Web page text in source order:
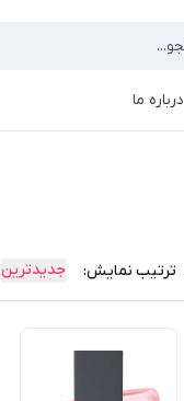
درباره ما
ترتیب نمایش: جدیدترین